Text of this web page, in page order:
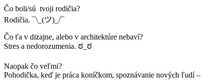
Čo boli/sú tvoji rodičia?
Rodičia. ¯\_(ツ)_/¯
Čo ťa v dizajne, alebo v architektúre nebaví?
Stres a nedorozumenia. ಠ ಠ
Naopak čo veľmi?
Pohodička, keď je práca koníčkom, spoznávanie nových ľudí –